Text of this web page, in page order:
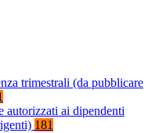
trimestrali (da pubblicare
autorizzati ai dipendenti
181